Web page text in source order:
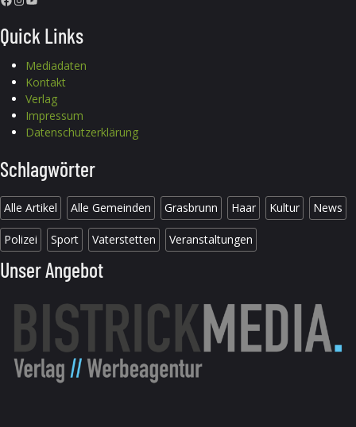
Quick Links
Mediadaten
Kontakt
Verlag
Impressum
Datenschutzerklärung
Schlagwörter
Alle Artikel Alle Gemeinden Grasbrunn Haar Kultur News
Polizei Sport Vaterstetten Veranstaltungen
Unser Angebot